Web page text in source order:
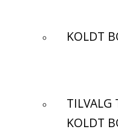
KOLDT
TILVALG
KOLDT